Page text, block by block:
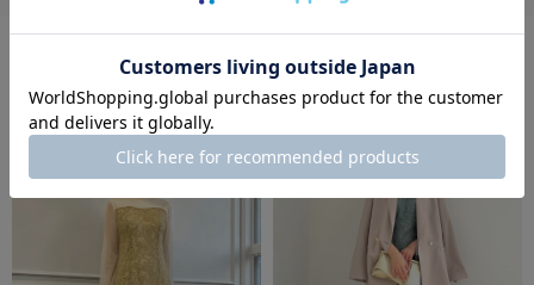
STAFF COODENATE
スタッフコーディネート